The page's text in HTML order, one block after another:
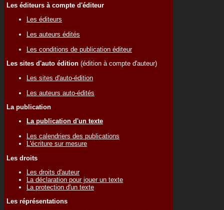
Les éditeurs à compte d'éditeur
Les éditeurs
Les auteurs édités
Les conditions de publication éditeur
Les sites d'auto édition (édition à compte d'auteur)
Les sites d'auto-édition
Les auteurs auto-édités
La publication
La publication d'un texte
Les calendriers des publications
L'écriture sur mesure
Les droits
Les droits d'auteur
La déclaration pour jouer un texte
La protection d'un texte
Les réprésentations